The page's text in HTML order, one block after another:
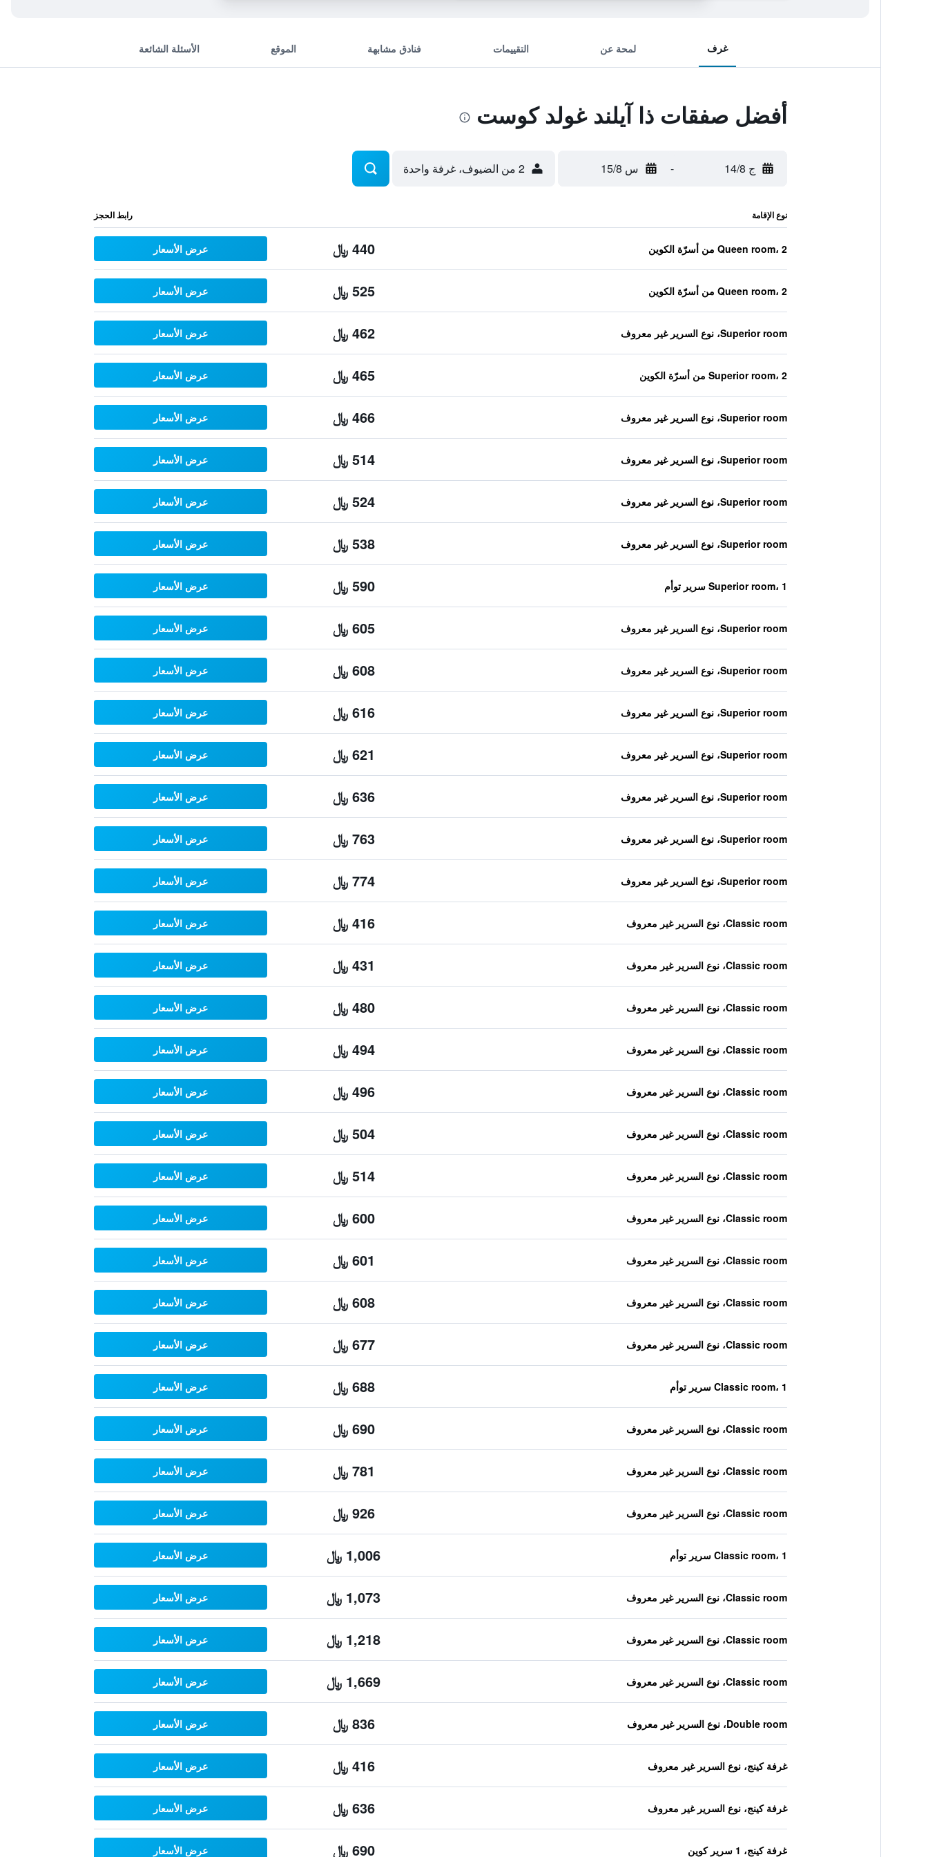
غرف لمحة عن التقييمات فنادق مشابهة الموقع الأسئلة الشائعة
أفضل صفقات ذا آيلند غولد كوست
ج 14/8 - س 15/8 2 من الضيوف، غرفة واحدة
نوع الإقامة رابط الحجز
Queen room، 2 من أسرّة الكوين 440 ﷼ عرض الأسعار
Queen room، 2 من أسرّة الكوين 525 ﷼ عرض الأسعار
Superior room، نوع السرير غير معروف 462 ﷼ عرض الأسعار
Superior room، 2 من أسرّة الكوين 465 ﷼ عرض الأسعار
Superior room، نوع السرير غير معروف 466 ﷼ عرض الأسعار
Superior room، نوع السرير غير معروف 514 ﷼ عرض الأسعار
Superior room، نوع السرير غير معروف 524 ﷼ عرض الأسعار
Superior room، نوع السرير غير معروف 538 ﷼ عرض الأسعار
Superior room، 1 سرير توأم 590 ﷼ عرض الأسعار
Superior room، نوع السرير غير معروف 605 ﷼ عرض الأسعار
Superior room، نوع السرير غير معروف 608 ﷼ عرض الأسعار
Superior room، نوع السرير غير معروف 616 ﷼ عرض الأسعار
Superior room، نوع السرير غير معروف 621 ﷼ عرض الأسعار
Superior room، نوع السرير غير معروف 636 ﷼ عرض الأسعار
Superior room، نوع السرير غير معروف 763 ﷼ عرض الأسعار
Superior room، نوع السرير غير معروف 774 ﷼ عرض الأسعار
Classic room، نوع السرير غير معروف 416 ﷼ عرض الأسعار
Classic room، نوع السرير غير معروف 431 ﷼ عرض الأسعار
Classic room، نوع السرير غير معروف 480 ﷼ عرض الأسعار
Classic room، نوع السرير غير معروف 494 ﷼ عرض الأسعار
Classic room، نوع السرير غير معروف 496 ﷼ عرض الأسعار
Classic room، نوع السرير غير معروف 504 ﷼ عرض الأسعار
Classic room، نوع السرير غير معروف 514 ﷼ عرض الأسعار
Classic room، نوع السرير غير معروف 600 ﷼ عرض الأسعار
Classic room، نوع السرير غير معروف 601 ﷼ عرض الأسعار
Classic room، نوع السرير غير معروف 608 ﷼ عرض الأسعار
Classic room، نوع السرير غير معروف 677 ﷼ عرض الأسعار
Classic room، 1 سرير توأم 688 ﷼ عرض الأسعار
Classic room، نوع السرير غير معروف 690 ﷼ عرض الأسعار
Classic room، نوع السرير غير معروف 781 ﷼ عرض الأسعار
Classic room، نوع السرير غير معروف 926 ﷼ عرض الأسعار
Classic room، 1 سرير توأم 1,006 ﷼ عرض الأسعار
Classic room، نوع السرير غير معروف 1,073 ﷼ عرض الأسعار
Classic room، نوع السرير غير معروف 1,218 ﷼ عرض الأسعار
Classic room، نوع السرير غير معروف 1,669 ﷼ عرض الأسعار
Double room، نوع السرير غير معروف 836 ﷼ عرض الأسعار
غرفة كينج، نوع السرير غير معروف 416 ﷼ عرض الأسعار
غرفة كينج، نوع السرير غير معروف 636 ﷼ عرض الأسعار
غرفة كينج، 1 سرير كوين 690 ﷼ عرض الأسعار